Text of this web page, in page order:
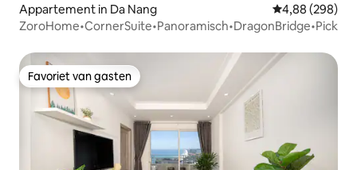
Appartement in Da Nang Gemiddelde
4,88 (298)
ZoroHome•CornerSuite•Panoramisch•DragonBridge•Pickup
Favoriet van gasten
Favoriet van gasten